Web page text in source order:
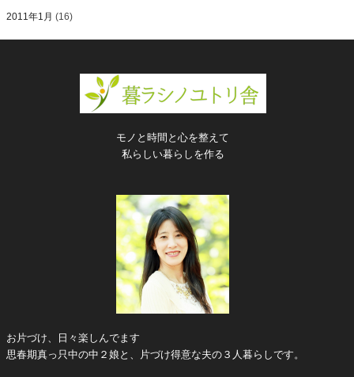
2011年1月 (16)
モノと時間と心を整えて
私らしい暮らしを作る
お片づけ、日々楽しんでます
思春期真っ只中の中２娘と、片づけ得意な夫の３人暮らしです。